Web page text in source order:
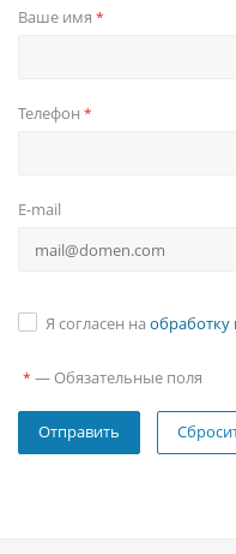
Ваше имя *
Телефон *
E-mail
Я согласен на
* — Обязательные поля